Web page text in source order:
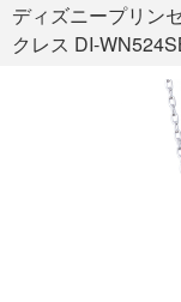
ディズニープリン
クレス DI-